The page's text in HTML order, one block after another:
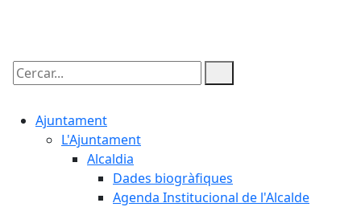
Cercar:
Ajuntament
L'Ajuntament
Alcaldia
Dades biogràfiques
Agenda Institucional de l'Alcalde